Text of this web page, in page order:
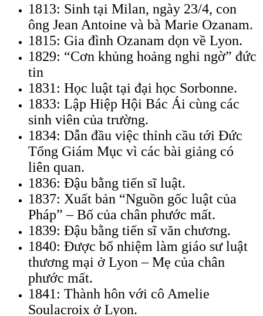
1813: Sinh tại Milan, ngày 23/4, con
ông Jean Antoine và bà Marie Ozanam.
1815: Gia đình Ozanam dọn về Lyon.
1829: “Cơn khủng hoảng nghi ngờ” đức
tin
1831: Học luật tại đại học Sorbonne.
1833: Lập Hiệp Hội Bác Ái cùng các
sinh viên của trường.
1834: Dẫn đầu việc thỉnh cầu tới Đức
Tổng Giám Mục vì các bài giảng có
liên quan.
1836: Đậu bằng tiến sĩ luật.
1837: Xuất bản “Nguồn gốc luật của
Pháp” – Bố của chân phước mất.
1839: Đậu bằng tiến sĩ văn chương.
1840: Được bổ nhiệm làm giáo sư luật
thương mại ở Lyon – Mẹ của chân
phước mất.
1841: Thành hôn với cô Amelie
Soulacroix ở Lyon.